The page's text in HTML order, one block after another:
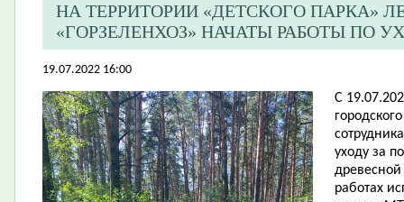
НА ТЕРРИТОРИИ «ДЕТСКОГО ПАРКА»
«ГОРЗЕЛЕНХОЗ» НАЧАТЫ РАБОТЫ ПО
19.07.2022 16:00
С
уходу за
древесной
работах